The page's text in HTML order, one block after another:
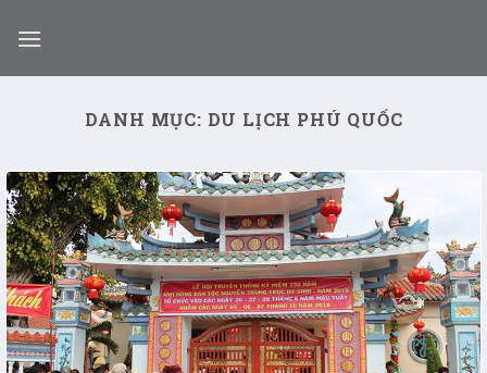
DANH MỤC: DU LỊCH PHÚ QUỐC